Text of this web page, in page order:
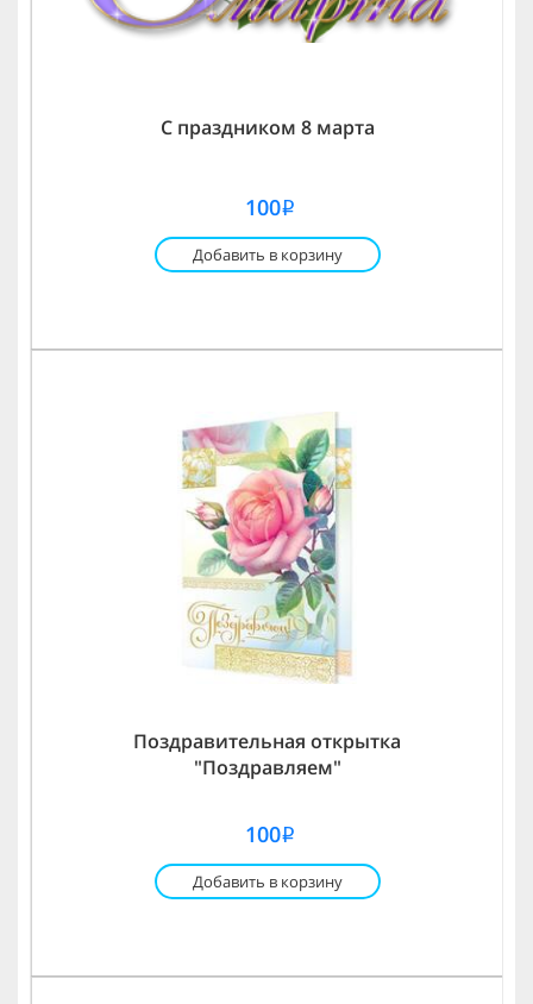
С праздником 8 марта
100i
Добавить в корзину
Поздравительная открытка
"Поздравляем"
100i
Добавить в корзину